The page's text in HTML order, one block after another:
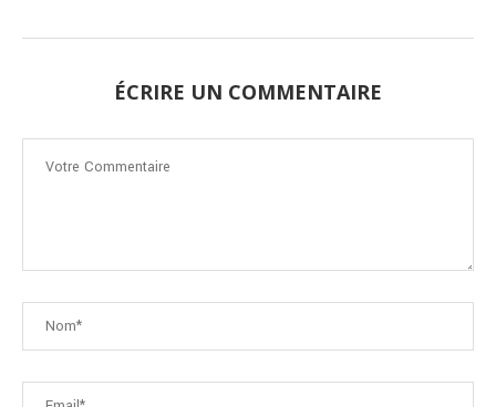
ÉCRIRE UN COMMENTAIRE